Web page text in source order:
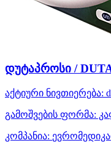
დუტაპროსი /
აქტიური ნივთიერება:
გამოშვების ფორმა:
კომპანია: